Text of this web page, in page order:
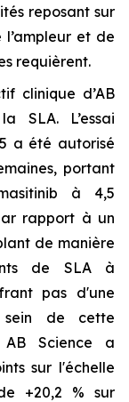
reposant sur
et de
requièrent.
clinique d’AB
SLA. L’essai
a été autorisé
portant
à 4,5
rapport à un
de manière
de SLA à
pas d'une
de cette
Science a
sur l'échelle
+20,2 % sur